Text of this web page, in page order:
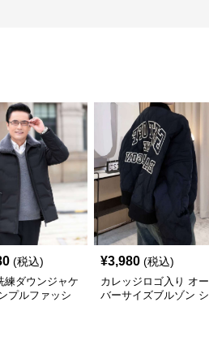
(税込)
練ダウンジャケ
プルファッシ
¥3,980 (税込)
カレッジロゴ入り オー
バーサイズブルゾン シ